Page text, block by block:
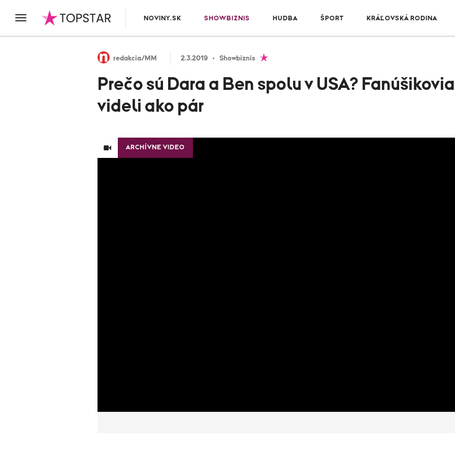
NOVINY.SK SHOWBIZNIS HUDBA ŠPORT KRÁĽOVSKÁ RODINA
redakcia/MM 2.3.2019 Showbiznis
Prečo sú Dara a Ben spolu v USA?
videli ako pár
ARCHÍVNE VIDEO